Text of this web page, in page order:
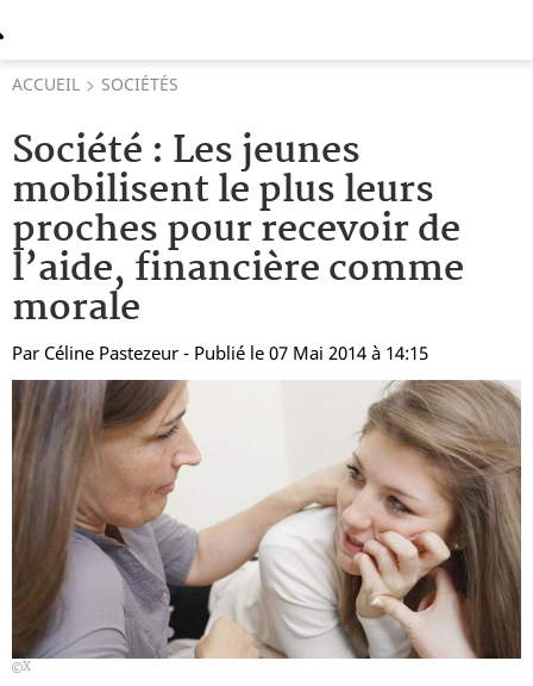
ACCUEIL SOCIÉTÉS
Société : Les jeunes
mobilisent le plus leurs
proches pour recevoir de
l’aide, financière comme
morale
Par Céline Pastezeur - Publié le 07 Mai 2014 à 14:15
X